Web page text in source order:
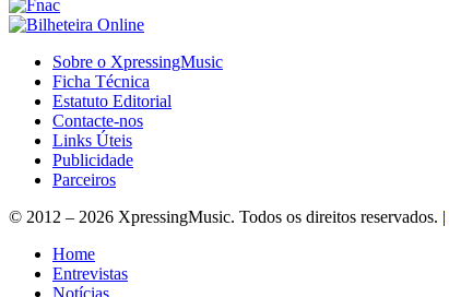
Sobre o XpressingMusic
Ficha Técnica
Estatuto Editorial
Contacte-nos
Links Úteis
Publicidade
Parceiros
© 2012 – 2026 XpressingMusic. Todos os direitos reservados. |
Home
Entrevistas
Notícias